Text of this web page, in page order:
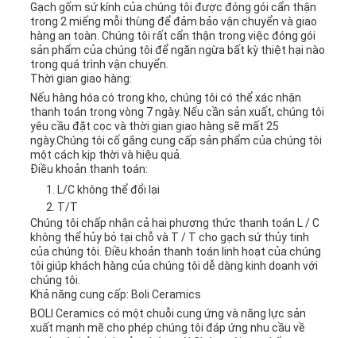
Gạch gốm sứ kính của chúng tôi được đóng gói cẩn thận
trong 2 miếng mỗi thùng để đảm bảo vận chuyển và giao
hàng an toàn. Chúng tôi rất cẩn thận trong việc đóng gói
sản phẩm của chúng tôi để ngăn ngừa bất kỳ thiệt hại nào
trong quá trình vận chuyển.
Thời gian giao hàng:
Nếu hàng hóa có trong kho, chúng tôi có thể xác nhận
thanh toán trong vòng 7 ngày. Nếu cần sản xuất, chúng tôi
yêu cầu đặt cọc và thời gian giao hàng sẽ mất 25
ngày.Chúng tôi cố gắng cung cấp sản phẩm của chúng tôi
một cách kịp thời và hiệu quả.
Điều khoản thanh toán:
L/C không thể đổi lại
T/T
Chúng tôi chấp nhận cả hai phương thức thanh toán L / C
không thể hủy bỏ tại chỗ và T / T cho gạch sứ thủy tinh
của chúng tôi. Điều khoản thanh toán linh hoạt của chúng
tôi giúp khách hàng của chúng tôi dễ dàng kinh doanh với
chúng tôi.
Khả năng cung cấp: Boli Ceramics
BOLI Ceramics có một chuỗi cung ứng và năng lực sản
xuất mạnh mẽ cho phép chúng tôi đáp ứng nhu cầu về